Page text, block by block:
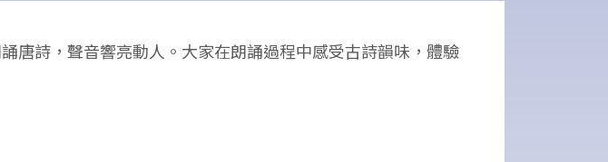
唐詩，聲音響亮動人。大家在朗誦過程中感受古詩韻味，體驗